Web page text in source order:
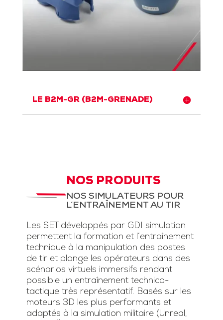
LE B2M-GR (B2M-GRENADE)
NOS PRODUITS
NOS SIMULATEURS POUR
L’ENTRAÎNEMENT AU TIR
Les SET développés par GDI simulation
permettent la formation et l’entraînement
technique à la manipulation des postes
de tir et plonge les opérateurs dans des
scénarios virtuels immersifs rendant
possible un entraînement technico-
tactique très représentatif. Basés sur les
moteurs 3D les plus performants et
adaptés à la simulation militaire (Unreal,